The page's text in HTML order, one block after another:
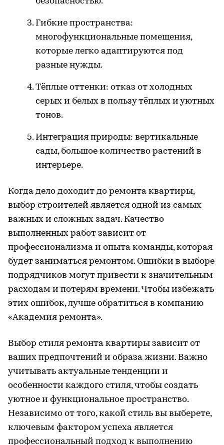
Гибкие пространства:
многофункциональные помещения,
которые легко адаптируются под
разные нужды.
Тёплые оттенки: отказ от холодных
серых и белых в пользу тёплых и уютных
тонов.
Интеграция природы: вертикальные
сады, большое количество растений в
интерьере.
Когда дело доходит до ремонта квартиры,
выбор строителей является одной из самых
важных и сложных задач. Качество
выполненных работ зависит от
профессионализма и опыта команды, которая
будет заниматься ремонтом. Ошибки в выборе
подрядчиков могут привести к значительным
расходам и потерям времени. Чтобы избежать
этих ошибок, лучше обратиться в компанию
«Академия ремонта».
Выбор стиля ремонта квартиры зависит от
ваших предпочтений и образа жизни. Важно
учитывать актуальные тенденции и
особенности каждого стиля, чтобы создать
уютное и функциональное пространство.
Независимо от того, какой стиль вы выберете,
ключевым фактором успеха является
профессиональный подход к выполнению